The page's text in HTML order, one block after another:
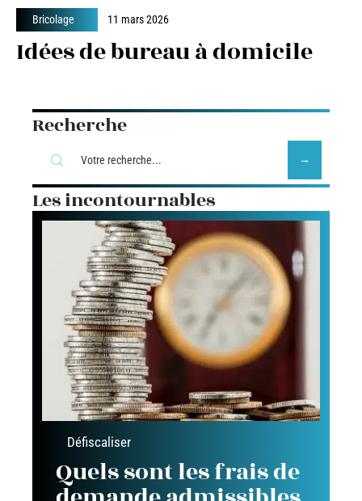
Bricolage 11 mars 2026
Idées de bureau à domicile
Recherche
Les incontournables
Défiscaliser
Quels sont les frais de